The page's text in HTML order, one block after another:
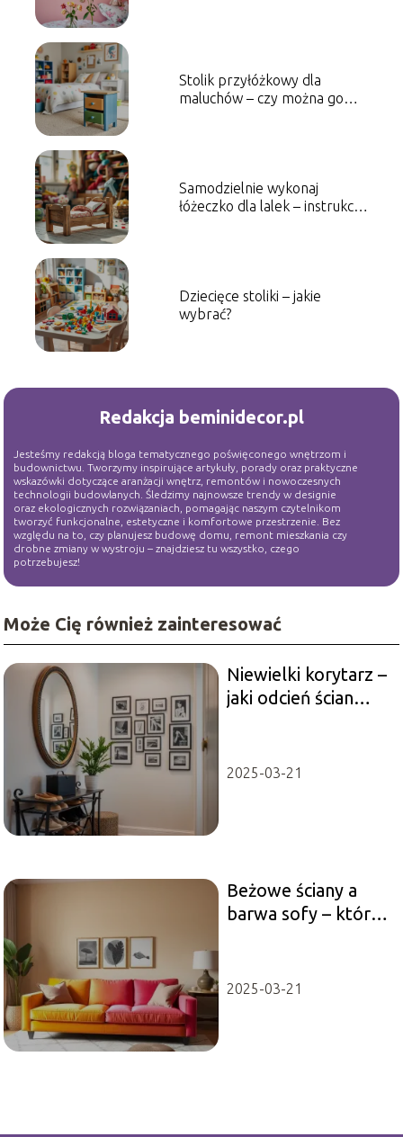
Stolik przyłóżkowy dla
maluchów – czy można go
Samodzielnie wykonaj
łóżeczko dla lalek – instrukcja
Dziecięce stoliki – jakie
wybrać?
Redakcja beminidecor.pl
Jesteśmy redakcją bloga tematycznego poświęconego wnętrzom i
budownictwu. Tworzymy inspirujące artykuły, porady oraz praktyczne
wskazówki dotyczące aranżacji wnętrz, remontów i nowoczesnych
technologii budowlanych. Śledzimy najnowsze trendy w designie
oraz ekologicznych rozwiązaniach, pomagając naszym czytelnikom
tworzyć funkcjonalne, estetyczne i komfortowe przestrzenie. Bez
względu na to, czy planujesz budowę domu, remont mieszkania czy
drobne zmiany w wystroju – znajdziesz tu wszystko, czego
potrzebujesz!
Może Cię również zainteresować
Niewielki korytarz –
jaki odcień ścian
2025-03-21
Beżowe ściany a
barwa sofy – które
2025-03-21